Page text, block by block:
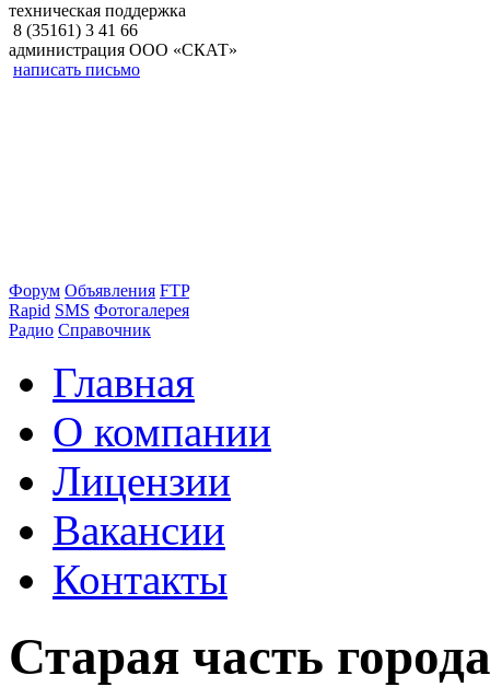
техническая поддержка
8 (35161) 3 41 66
администрация ООО «СКАТ»
написать письмо
Форум Объявления FTP
Rapid SMS Фотогалерея
Радио Справочник
Главная
О компании
Лицензии
Вакансии
Контакты
Старая часть